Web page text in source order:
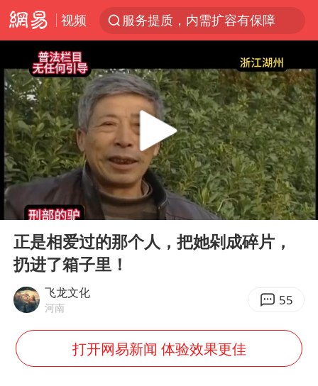
视频
服务提质，内需扩容有保障
美股收盘：道指再创历史新高
为鼓励女儿 41岁妈妈考上985研究生
余承东口误将24999元电脑报成2499
人贩子“梅姨”真实姓名曝光
香港乐坛著名填词人黎彼得去世
被一条街帮助的“煎饼叔叔”去世
河南：领导干部要带头休假
反制美国！中方公布5项措施
媒体谈法院认为“老登”属年龄贬损
Play
00:00 10:35
正是相爱过的那个人，把她剁成碎片，
扔进了箱子里！
飞龙文化
河南 55
打开网易新闻 体验效果更佳